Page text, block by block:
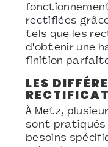
rectifiées
tels que les
d'obtenir une
finition
LES
À Metz,
sont pratiqués
besoins